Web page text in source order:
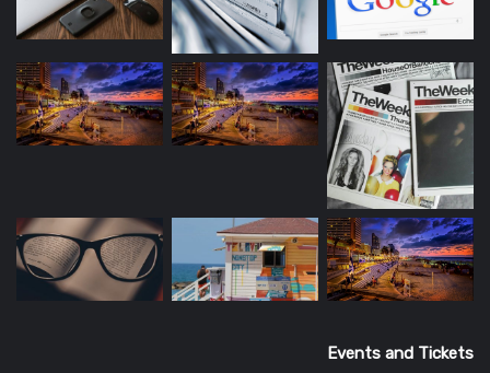
Events and Tickets